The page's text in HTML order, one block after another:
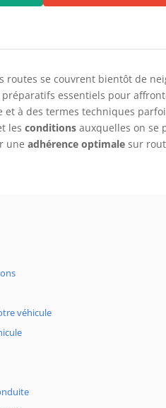
routes se couvrent bientôt de
préparatifs essentiels pour
à des termes techniques
lesconditions auxquelles on se
uneadhérence optimale sur
véhicule